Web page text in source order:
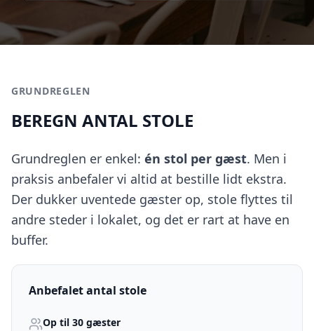
GRUNDREGLEN
BEREGN ANTAL STOLE
Grundreglen er enkel: én stol per gæst. Men i
praksis anbefaler vi altid at bestille lidt ekstra.
Der dukker uventede gæster op, stole flyttes til
andre steder i lokalet, og det er rart at have en
buffer.
Anbefalet antal stole
Op til 30 gæster